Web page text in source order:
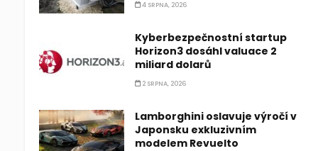
4 SRPNA, 2026
Kyberbezpečnostní startup
Horizon3 dosáhl valuace 2
miliard dolarů
2 SRPNA, 2026
Lamborghini oslavuje výročí v
Japonsku exkluzivním
modelem Revuelto